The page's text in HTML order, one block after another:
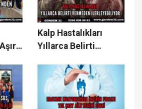
Kalp Hastalıkları
Yıllarca Belirti
İlerleyebiliyor